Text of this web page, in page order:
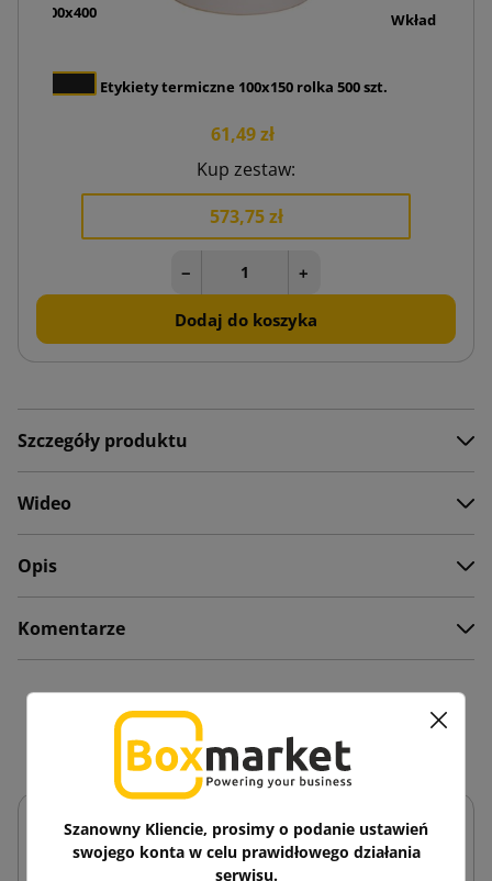
600x400
Etykiety termiczne 100x150 rolka 500 szt.
61,49 zł
Wkład
Kup zestaw:
573,75 zł
− +
Dodaj do koszyka
Szczegóły produktu
Wideo
Opis
Komentarze
Zobacz także
Szanowny Kliencie, prosimy o podanie ustawień
swojego konta w celu prawidłowego działania
serwisu.